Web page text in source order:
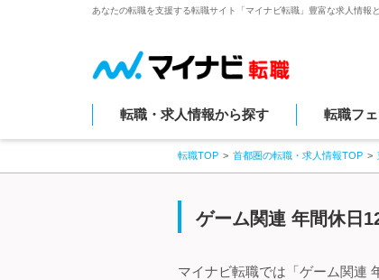
あなたの転職を支援する転職サイト「マイナビ転職」豊富な求人情報
転職・求人情報から探す 転職フ
転職TOP 首都圏の転職・求人情報TOP
ゲーム関連 年間休日
マイナビ転職では「ゲーム関連